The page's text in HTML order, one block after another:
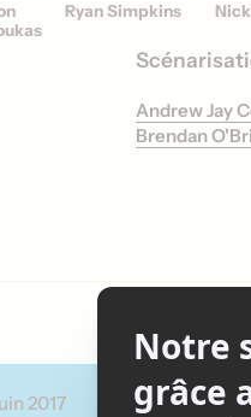
Ryan Simpkins
Andrew Jay
Brendan
2017